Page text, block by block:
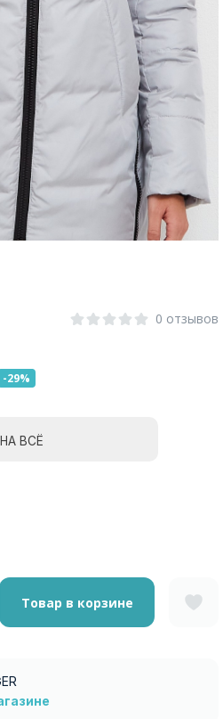
город
0 отзывов
-29%
НА ВСЁ
Товар в корзине